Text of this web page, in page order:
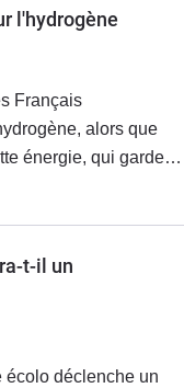
l'hydrogène
Français
alors que
énergie, qui garde
t-il un
écolo déclenche un